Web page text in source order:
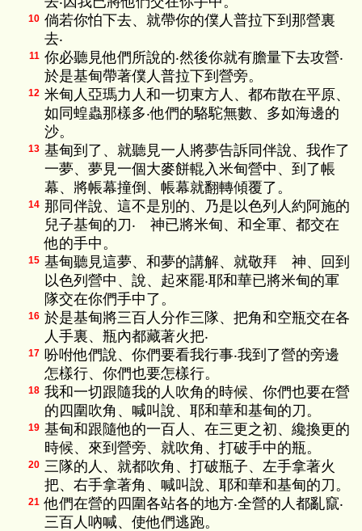
10 倘若你怕下去、就帶你的僕人普拉下到那營裏
去‧
11 你必聽見他們所說的‧然後你就有膽量下去攻營‧
於是基甸帶著僕人普拉下到營旁。
12 米甸人亞瑪力人和一切東方人、都布散在平原、
如同蝗蟲那樣多‧他們的駱駝無數、多如海邊的
沙。
13 基甸到了、就聽見一人將夢告訴同伴說、我作了
一夢、夢見一個大麥餅輥入米甸營中、到了帳
幕、將帳幕撞倒、帳幕就翻轉傾覆了。
14 那同伴說、這不是別的、乃是以色列人約阿施的
兒子基甸的刀‧ 神已將米甸、和全軍、都交在
他的手中。
15 基甸聽見這夢、和夢的講解、就敬拜 神、回到
以色列營中、說、起來罷‧耶和華已將米甸的軍
隊交在你們手中了。
16 於是基甸將三百人分作三隊、把角和空瓶交在各
人手裏、瓶內都藏著火把‧
17 吩咐他們說、你們要看我行事‧我到了營的旁邊
怎樣行、你們也要怎樣行。
18 我和一切跟隨我的人吹角的時候、你們也要在營
的四圍吹角、喊叫說、耶和華和基甸的刀。
19 基甸和跟隨他的一百人、在三更之初、纔換更的
時候、來到營旁、就吹角、打破手中的瓶。
20 三隊的人、就都吹角、打破瓶子、左手拿著火
把、右手拿著角、喊叫說、耶和華和基甸的刀。
21 他們在營的四圍各站各的地方‧全營的人都亂竄‧
三百人吶喊、使他們逃跑。